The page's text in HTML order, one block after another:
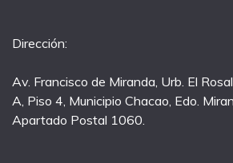
Dirección:
Av. Francisco de Miranda, Urb. El
A, Piso 4, Municipio Chacao, Edo.
Apartado Postal 1060.